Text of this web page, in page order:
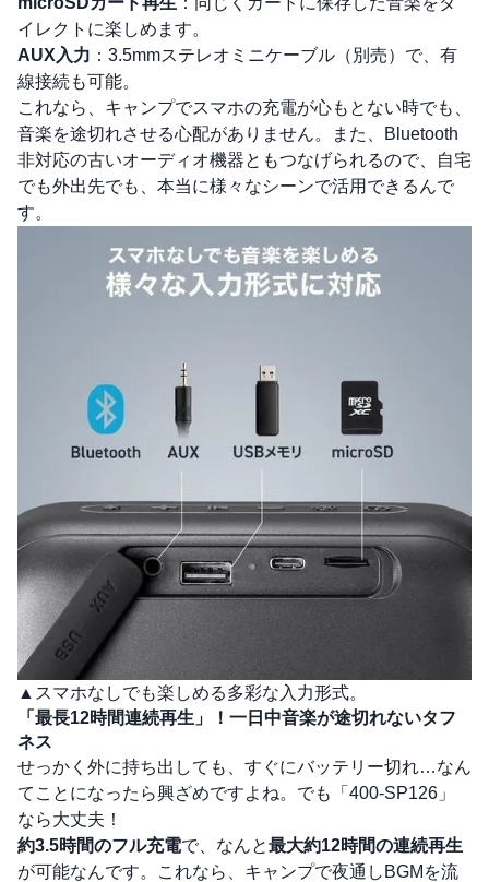
イレクトに楽しめます。
AUX入力 ：3.5mmステレオミニケーブル（別売）で、有
線接続も可能。
これなら、キャンプでスマホの充電が心もとない時でも、
音楽を途切れさせる心配がありません。また、Bluetooth
非対応の古いオーディオ機器ともつなげられるので、自宅
でも外出先でも、本当に様々なシーンで活用できるんで
す。
▲スマホなしでも楽しめる多彩な入力形式。
「最長12時間連続再生」！一日中音楽が途切れないタフ
ネス
せっかく外に持ち出しても、すぐにバッテリー切れ…なん
てことになったら興ざめですよね。でも「400-SP126」
なら大丈夫！
約3.5時間のフル充電で、なんと最大約12時間の連続再生
が可能なんです。これなら、キャンプで夜通しBGMを流